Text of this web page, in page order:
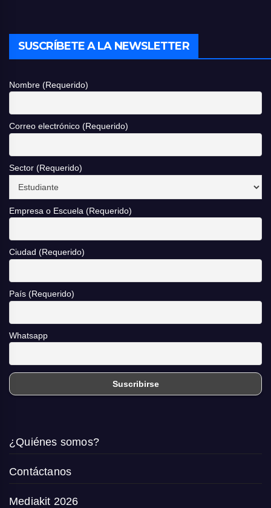
SUSCRÍBETE A LA NEWSLETTER
Nombre (Requerido)
Correo electrónico (Requerido)
Sector (Requerido)
Empresa o Escuela (Requerido)
Ciudad (Requerido)
País (Requerido)
Whatsapp
¿Quiénes somos?
Contáctanos
Mediakit 2026